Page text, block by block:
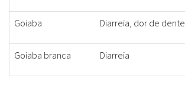
Goiaba Diarreia, dor de dente
Goiaba branca Diarreia